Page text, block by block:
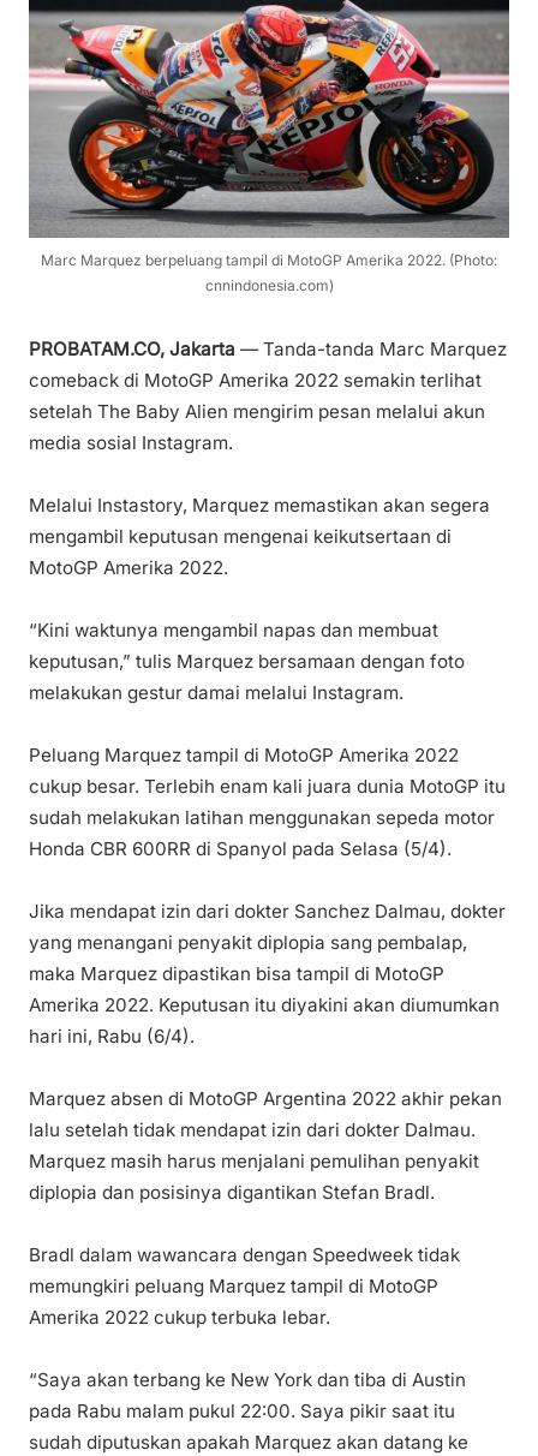
Marc Marquez berpeluang tampil di MotoGP Amerika 2022. (Photo:
cnnindonesia.com)
PROBATAM.CO, Jakarta — Tanda-tanda Marc Marquez
comeback di MotoGP Amerika 2022 semakin terlihat
setelah The Baby Alien mengirim pesan melalui akun
media sosial Instagram.
Melalui Instastory, Marquez memastikan akan segera
mengambil keputusan mengenai keikutsertaan di
MotoGP Amerika 2022.
“Kini waktunya mengambil napas dan membuat
keputusan,” tulis Marquez bersamaan dengan foto
melakukan gestur damai melalui Instagram.
Peluang Marquez tampil di MotoGP Amerika 2022
cukup besar. Terlebih enam kali juara dunia MotoGP itu
sudah melakukan latihan menggunakan sepeda motor
Honda CBR 600RR di Spanyol pada Selasa (5/4).
Jika mendapat izin dari dokter Sanchez Dalmau, dokter
yang menangani penyakit diplopia sang pembalap,
maka Marquez dipastikan bisa tampil di MotoGP
Amerika 2022. Keputusan itu diyakini akan diumumkan
hari ini, Rabu (6/4).
Marquez absen di MotoGP Argentina 2022 akhir pekan
lalu setelah tidak mendapat izin dari dokter Dalmau.
Marquez masih harus menjalani pemulihan penyakit
diplopia dan posisinya digantikan Stefan Bradl.
Bradl dalam wawancara dengan Speedweek tidak
memungkiri peluang Marquez tampil di MotoGP
Amerika 2022 cukup terbuka lebar.
“Saya akan terbang ke New York dan tiba di Austin
pada Rabu malam pukul 22:00. Saya pikir saat itu
sudah diputuskan apakah Marquez akan datang ke